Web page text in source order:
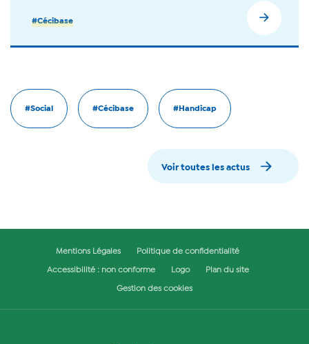
#Cécibase
#Social #Cécibase #Handicap
Voir toutes les actus
Mentions Légales Politique de confidentialité
Accessibilité : non conforme Logo Plan du site
Gestion des cookies